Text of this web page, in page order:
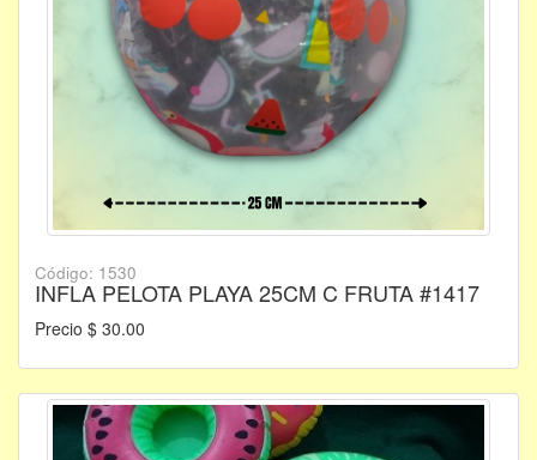
Código: 1530
INFLA PELOTA PLAYA 25CM C FRUTA #1417
Precio $ 30.00